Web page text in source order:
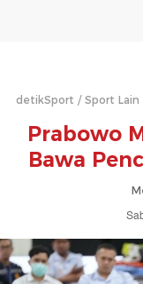
detikSport Sport Lain
Prabowo
Bawa